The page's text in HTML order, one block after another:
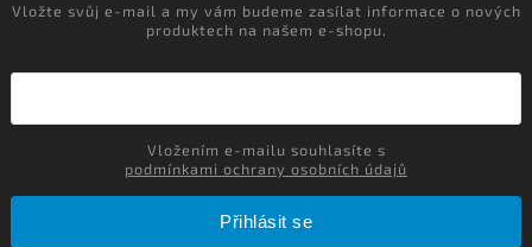
Vložte svůj e-mail a my vám budeme zasílat informace o nových
produktech na našem e-shopu.
podmínkami ochrany osobních údajů
Přihlásit se